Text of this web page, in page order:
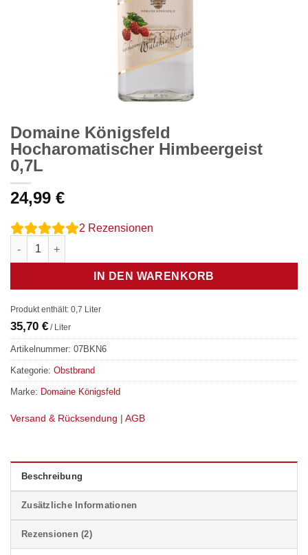
Domaine Königsfeld
Hocharomatischer Himbeergeist
0,7L
24,99 €
2 Rezensionen
Domaine Königsfeld Hocharomatischer Himbeergeist 0,7L Menge
IN DEN WARENKORB
Produkt enthält: 0,7 Liter
35,70 € / Liter
Artikelnummer: 07BKN6
Kategorie: Obstbrand
Marke: Domaine Königsfeld
Versand & Rücksendung | AGB
Beschreibung
Zusätzliche Informationen
Rezensionen (2)